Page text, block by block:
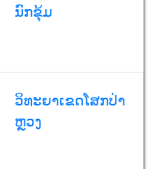
ນົກຂຸ້ມ
ວິທະຍາເຂດໂສກປ່າ
ຫຼວງ